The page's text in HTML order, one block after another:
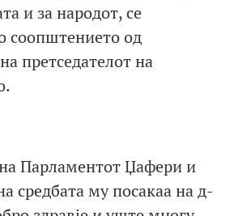
и за народот, се
соопштението од
претседателот на
Парламентот Џафери и
средбата му посакаа на д-